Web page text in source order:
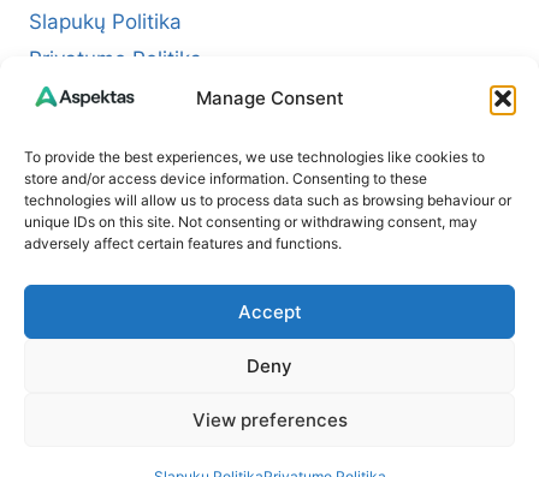
Manage Consent
To provide the best experiences, we use technologies like cookies to
store and/or access device information. Consenting to these
technologies will allow us to process data such as browsing behaviour or
unique IDs on this site. Not consenting or withdrawing consent, may
adversely affect certain features and functions.
Accept
Deny
View preferences
Slapukų Politika
Privatumo Politika
Redakcinė politika + Klaidų taisymo politika
Atsakomybės apribojimas (Disclaimer)
Naudojimosi taisyklės (Terms of Service)
Kontaktai
internete